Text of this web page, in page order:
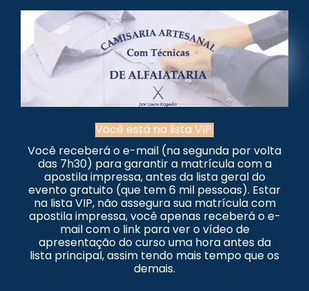
Você está na lista VIP.
Você receberá o e-mail (na segunda por volta
das 7h30) para garantir a matrícula com a
apostila impressa, antes da lista geral do
evento gratuito (que tem 6 mil pessoas). Estar
na lista VIP, não assegura sua matrícula com
apostila impressa, você apenas receberá o e-
mail com o link para ver o vídeo de
apresentação do curso uma hora antes da
lista principal, assim tendo mais tempo que os
demais.